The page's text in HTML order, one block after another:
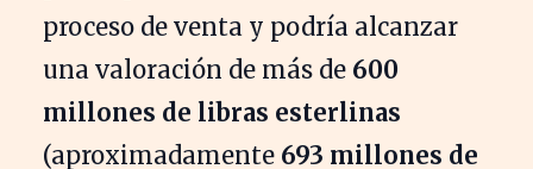
proceso de venta y podría alcanzar
una valoración de más de 600
millones de libras esterlinas
(aproximadamente 693 millones de